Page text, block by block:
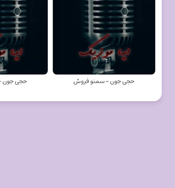
حجی جون - سمنو فروش حجی جون